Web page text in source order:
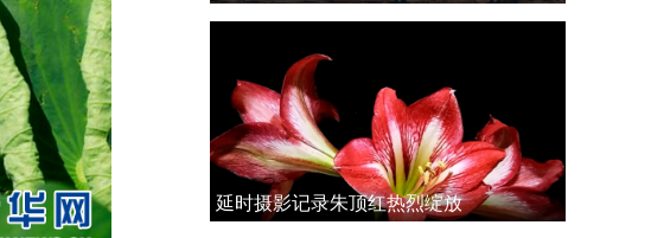
延时摄影记录朱顶红热烈绽放